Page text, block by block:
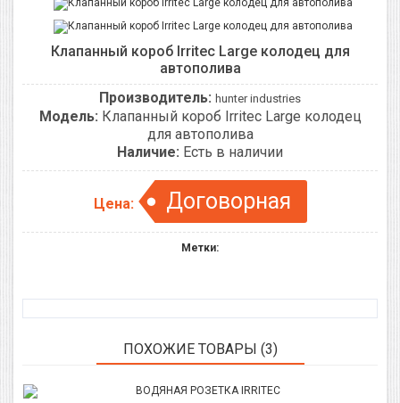
Клапанный короб Irritec Large колодец для
автополива
Производитель: hunter industries
Модель: Клапанный короб Irritec Large колодец
для автополива
Наличие: Есть в наличии
Цена: Договорная
Метки:
ПОХОЖИЕ ТОВАРЫ (3)